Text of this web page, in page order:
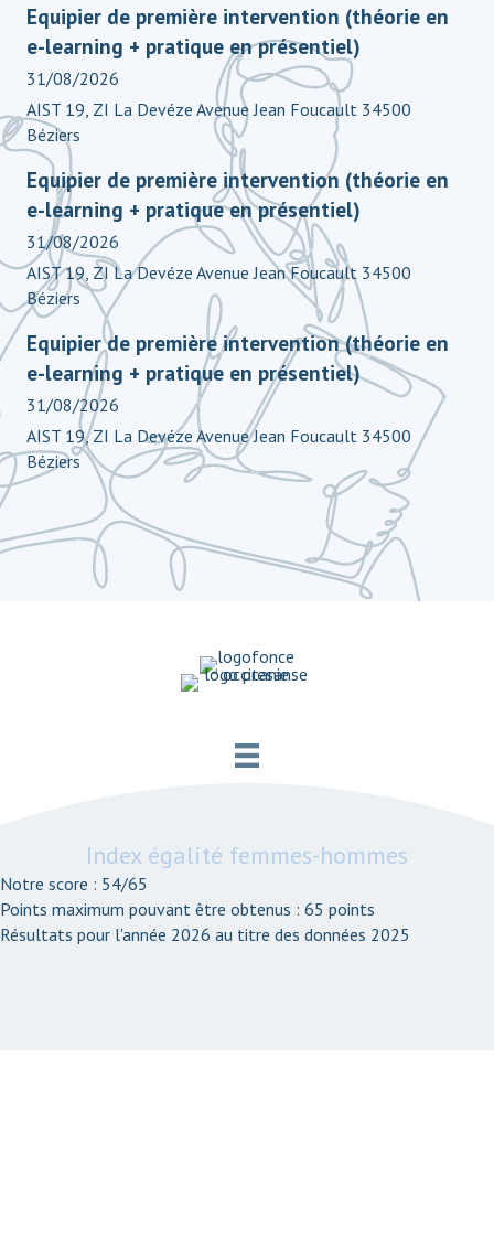
Equipier de première intervention (théorie en
e-learning + pratique en présentiel)
31/08/2026
AIST 19, ZI La Devéze Avenue Jean Foucault 34500
Béziers
Equipier de première intervention (théorie en
e-learning + pratique en présentiel)
31/08/2026
AIST 19, ZI La Devéze Avenue Jean Foucault 34500
Béziers
Equipier de première intervention (théorie en
e-learning + pratique en présentiel)
31/08/2026
AIST 19, ZI La Devéze Avenue Jean Foucault 34500
Béziers
Index égalité femmes-hommes
Notre score : 54/65
Points maximum pouvant être obtenus : 65 points
Résultats pour l'année 2026 au titre des données 2025